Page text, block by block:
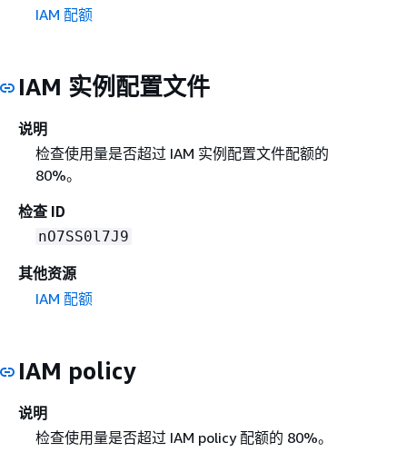
IAM 配额
IAM 实例配置文件
说明
检查使用量是否超过 IAM 实例配置文件配额的
80%。
检查 ID
nO7SS0l7J9
其他资源
IAM 配额
IAM policy
说明
检查使用量是否超过 IAM policy 配额的 80%。